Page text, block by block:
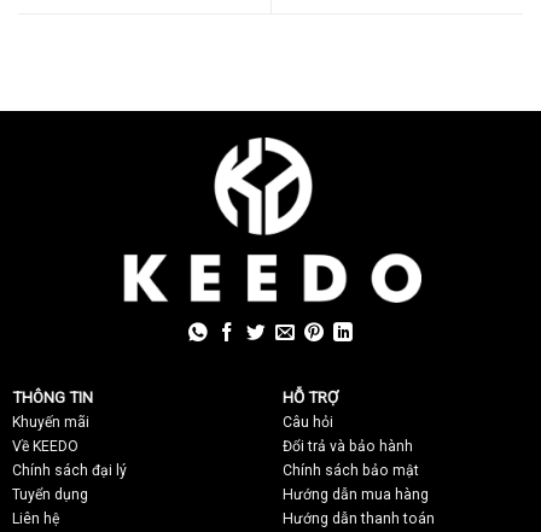
THÔNG TIN
Khuyến mãi
Về KEEDO
Chính sách đại lý
Tuyển dụng
Liên hệ
HỖ TRỢ
Câu hỏi
Đổi trả và bảo hành
Chính sách bảo mật
Hướng dẫn mua hàng
Hướng dẫn thanh toán